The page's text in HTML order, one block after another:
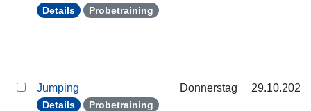
Details Probetraining
Jumping
Details Probetraining
Donnerstag 29.10.2026